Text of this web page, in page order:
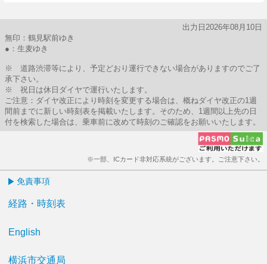
出力日2026年08月10日
無印：鶴見駅前ゆき
●：生麦ゆき
※ 道路渋滞等により、予定どおり運行できない場合がありますのでご了
承下さい。
※ 祝日は休日ダイヤで運行いたします。
ご注意：ダイヤ改正により時刻を変更する場合は、概ねダイヤ改正の1週
間前までに新しい時刻表を掲載いたします。そのため、1週間以上先の日
付を検索した場合は、乗車前に改めて時刻のご確認をお願いいたします。
※一部、ICカード非対応系統がございます。ご注意下さい。
免責事項
経路・時刻表
English
横浜市交通局